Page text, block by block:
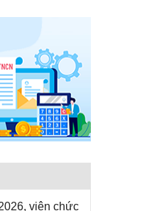
viên chức